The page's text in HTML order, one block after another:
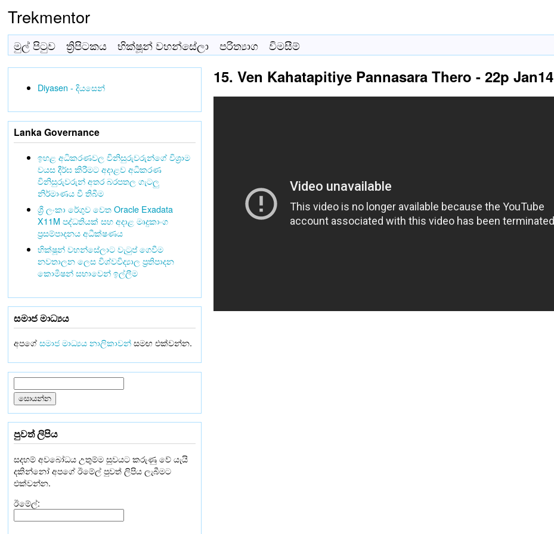
Trekmentor
මුල් පිටුව ත්‍රිපිටකය භික්ෂූන් වහන්සේලා පරිත්‍යාග විමසීම්
15. Ven Kahatapitiye Pannasara Thero - 22p Jan14
Diyasen - දියසෙන්
Lanka Governance
ඉහළ අධිකරණවල විනිසුරුවරුන්ගේ විශ්‍රාම
වයස දීර්ඝ කිරීමට අදාළව අධිකරණ
විනිසුරුවරුන් අතර බරපතල ගැටලු
නිර්මාණය වී තිබීම
ශ්‍රී ලංකා රේගුව වෙත Oracle Exadata
X11M පද්ධතියක් සහ අදාළ මෘදුකාංග
ප්‍රසම්පාදනය අධීක්ෂණය
භික්ෂූන් වහන්සේලාට වැටුප් ගෙවීම
නවතාලන ලෙස විශ්වවිද්‍යාල ප්‍රතිපාදන
කොමිෂන් සභාවෙන් ඉල්ලීම
සමාජ මාධ්‍යය
අපගේසමාජ මාධ්‍යය නාලිකාවන්සමඟ එක්වන්න.
පුවත් ලිපිය
සදහම් අවබෝධය උතුම්ම සුවයට කරුණු වේ යැයි
දකින්නෝ අපගේ ඊමේල් පුවත් ලිපිය ලැබීමට
එක්වන්න.
ඊමේල්: